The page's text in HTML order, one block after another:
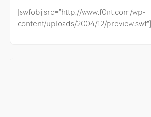
[swfobj src=”http://www.f0nt.com/wp-
content/uploads/2004/12/preview.swf”]